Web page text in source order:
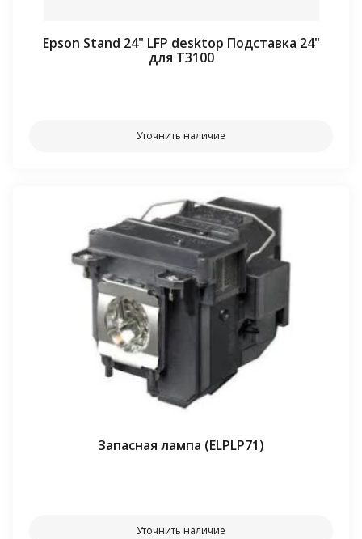
Epson Stand 24" LFP desktop Подставка 24"
для T3100
Уточнить наличие
Запасная лампа (ELPLP71)
Уточнить наличие